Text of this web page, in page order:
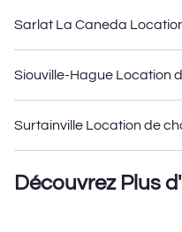
Sarlat La Caneda
Siouville-Hague Location
Surtainville Location de
Découvrez Plus